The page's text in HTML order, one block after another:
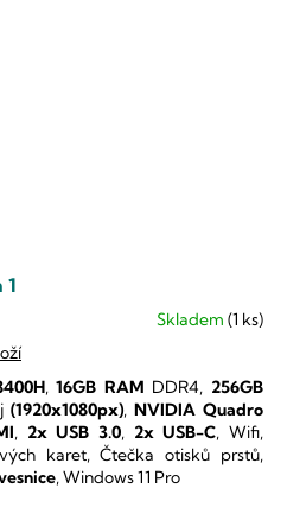
1
Skladem(1 ks)
,16GB RAM DDR4, 256GB
(1920x1080px), NVIDIA Quadro
, 2x USB 3.0, 2x USB-C, Wifi,
karet, Čtečka otisků prstů,
, Windows 11 Pro